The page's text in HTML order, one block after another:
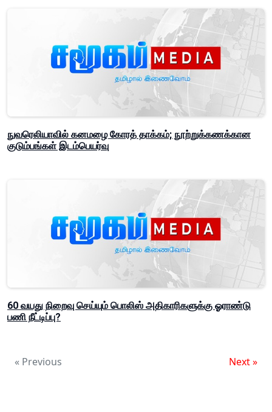
நுவரெலியாவில் கனமழை கோரத் தாக்கம்; நூற்றுக்கணக்கான
குடும்பங்கள் இடம்பெயர்வு
60 வயது நிறைவு செய்யும் பொலிஸ் அதிகாரிகளுக்கு ஓராண்டு
பணி நீட்டிப்பு?
« Previous Next »